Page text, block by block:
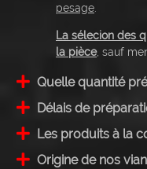
pesage
La sélecion des
la pièce, sauf
Quelle quantité
Délais de
Les produits à la
Origine de nos